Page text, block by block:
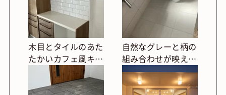
木目とタイルのあた
たかいカフェ風キッ
自然なグレーと柄の
組み合わせが映える
シンプル空間